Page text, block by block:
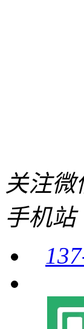
关注微
手机站